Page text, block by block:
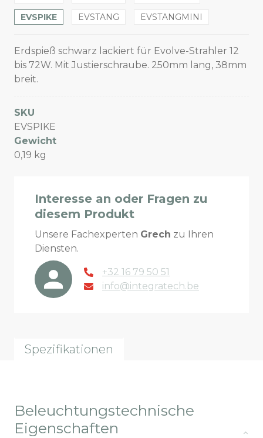
EVSPIKE
EVSTANG EVSTANGMINI
Erdspieß schwarz lackiert für Evolve-Strahler 12
bis 72W. Mit Justierschraube. 250mm lang, 38mm
breit.
SKU
EVSPIKE
Gewicht
0,19 kg
Interesse an oder Fragen zu
diesem Produkt
Unsere Fachexperten Grech zu Ihren
Diensten.
+32 16 79 50 51
info@integratech.be
Spezifikationen
Beleuchtungstechnische
Eigenschaften